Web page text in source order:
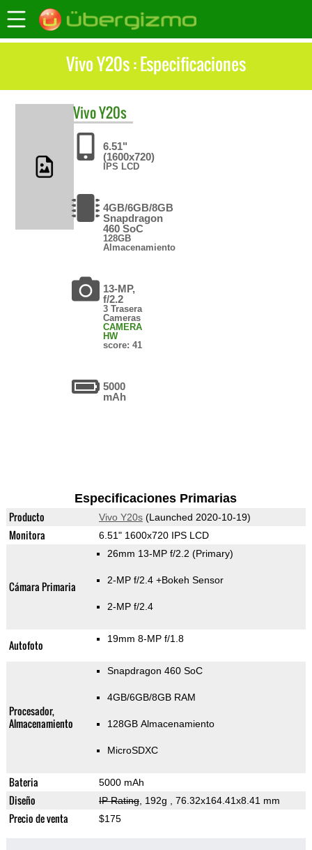
Vivo Y20s : Especificaciones
VivoY20s
6.51"
(1600x720)
IPS LCD
4GB/6GB/8GB
Snapdragon
460 SoC
128GB
Almacenamiento
13-MP,
f/2.2
3 Trasera
Cameras
CAMERA
HW
score: 41
5000
mAh
Especificaciones Primarias
Producto Vivo Y20s(Launched 2020-10-19)
Monitora 6.51" 1600x720 IPS LCD
Cámara Primaria
26mm 13-MP f/2.2 (Primary)
2-MP f/2.4 +Bokeh Sensor
2-MP f/2.4
Autofoto 19mm 8-MP f/1.8
Procesador,
Almacenamiento
Snapdragon 460 SoC
4GB/6GB/8GB RAM
128GB Almacenamiento
MicroSDXC
Bateria 5000 mAh
Diseño IP Rating, 192g , 76.32x164.41x8.41 mm
Precio de venta $175